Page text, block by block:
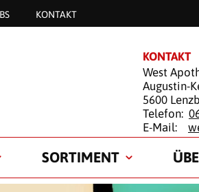
KONTAKT
KONTAKT
West
Augustin-
5600
Telefon:
E-Mail:
SORTIMENT